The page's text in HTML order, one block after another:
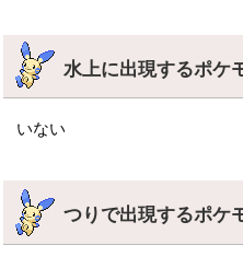
水上に出現するポケ
いない
つりで出現するポケ